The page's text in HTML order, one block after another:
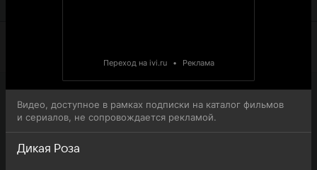
Переход на ivi.ru • Реклама
Видео, доступное в рамках подписки на каталог фильмов
и сериалов, не сопровождается рекламой.
Дикая Роза